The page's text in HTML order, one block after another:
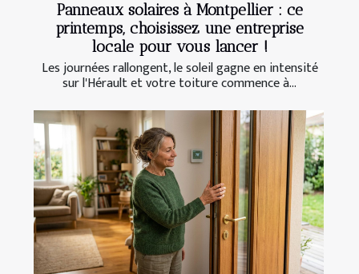
Panneaux solaires à Montpellier : ce
printemps, choisissez une entreprise
locale pour vous lancer !
Les journées rallongent, le soleil gagne en intensité
sur l'Hérault et votre toiture commence à...